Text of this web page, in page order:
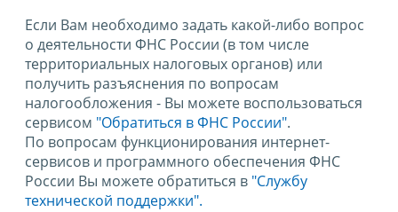
Если Вам необходимо задать какой-либо вопрос
о деятельности ФНС России (в том числе
территориальных налоговых органов) или
получить разъяснения по вопросам
налогообложения - Вы можете воспользоваться
сервисом "Обратиться в ФНС России".
По вопросам функционирования интернет-
сервисов и программного обеспечения ФНС
России Вы можете обратиться в "Службу
технической поддержки".